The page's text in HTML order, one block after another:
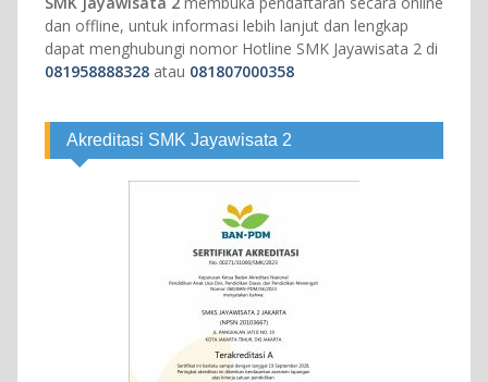
dan offline, untuk informasi lebih lanjut dan lengkap
dapat menghubungi nomor Hotline SMK Jayawisata 2 di
081958888328atau 081807000358
Akreditasi SMK Jayawisata 2